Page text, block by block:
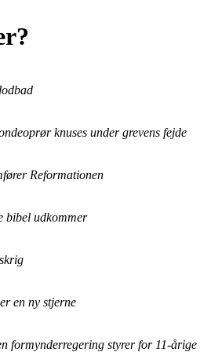
knuses under grevens fejde
Reformationen
bibel udkommer
en ny stjerne
formynderregering styrer for 11-